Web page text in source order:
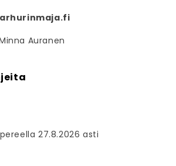
Auranen
27.8.2026 asti